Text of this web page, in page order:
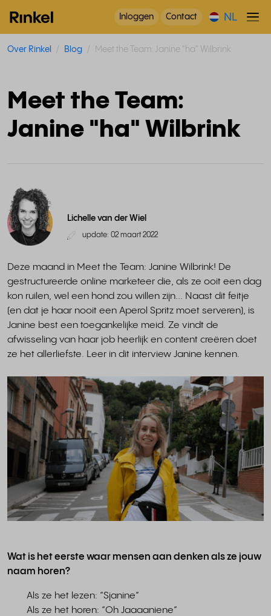
Inloggen Contact NL
Over Rinkel Blog Meet the Team: Janine "ha" Wilbrink
Meet the Team:
Janine "ha" Wilbrink
Lichelle van der Wiel
update: 02 maart 2022
Deze maand in Meet the Team: Janine Wilbrink! De
gestructureerde online marketeer die, als ze ooit een dag
kon ruilen, wel een hond zou willen zijn... Naast dit feitje
(en dat je haar nooit een Aperol Spritz moet serveren), is
Janine best een toegankelijke meid. Ze vindt de
afwisseling van haar job heerlijk en content creëren doet
ze het allerliefste. Leer in dit interview Janine kennen.
Wat is het eerste waar mensen aan denken als ze jouw
naam horen?
Als ze het lezen: “Sjanine”
Als ze het horen: “Oh Jaaaaniene”